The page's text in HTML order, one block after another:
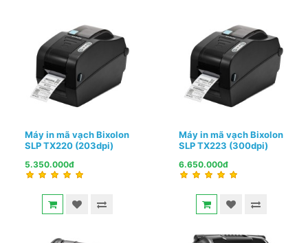
Máy in mã vạch Bixolon
SLP TX220 (203dpi)
5.350.000đ
Máy in mã vạch Bixolon
SLP TX223 (300dpi)
6.650.000đ